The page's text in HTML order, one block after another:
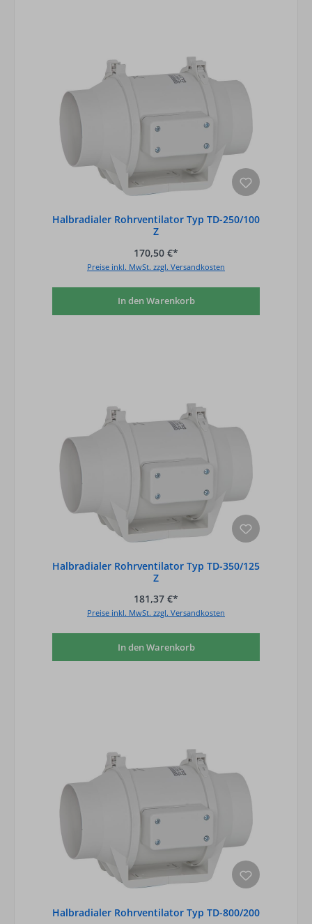
Halbradialer Rohrventilator Typ TD-250/100
Z
170,50 €*
Preise inkl. MwSt. zzgl. Versandkosten
In den Warenkorb
Halbradialer Rohrventilator Typ TD-350/125
Z
181,37 €*
Preise inkl. MwSt. zzgl. Versandkosten
In den Warenkorb
Halbradialer Rohrventilator Typ TD-800/200